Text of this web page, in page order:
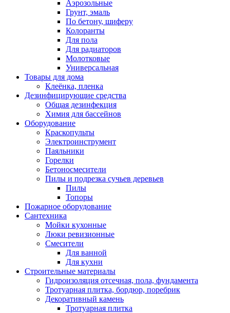
Аэрозольные
Грунт, эмаль
По бетону, шиферу
Колоранты
Для пола
Для радиаторов
Молотковые
Универсальная
Товары для дома
Клеёнка, пленка
Дезинфицирующие средства
Общая дезинфекция
Химия для бассейнов
Оборудование
Краскопульты
Электроинструмент
Паяльники
Горелки
Бетоносмесители
Пилы и подрезка сучьев деревьев
Пилы
Топоры
Пожарное оборудование
Сантехника
Мойки кухонные
Люки ревизионные
Смесители
Для ванной
Для кухни
Строительные материалы
Гидроизоляция отсечная, пола, фундамента
Тротуарная плитка, бордюр, поребрик
Декоративный камень
Тротуарная плитка